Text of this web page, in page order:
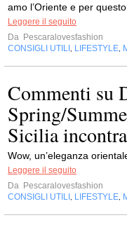
amo l’Oriente e per
Leggere il seguito
Da Pescaralovesfashion
CONSIGLI UTILI
LIFESTYLE
Commenti su
Spring/
Sicilia
Wow, un’eleganza
Leggere il seguito
Da Pescaralovesfashion
CONSIGLI UTILI
LIFESTYLE